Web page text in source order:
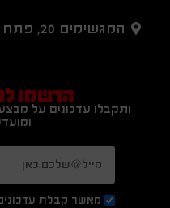
המגשימים 20, פתח תקווה
הרשמו
ותקבלו עדכונים על
מאשר קבלת